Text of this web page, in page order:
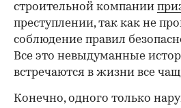
строительной компании
преступлении, так как не
соблюдение правил
Все это невыдуманные
встречаются в жизни все
Конечно, одного только